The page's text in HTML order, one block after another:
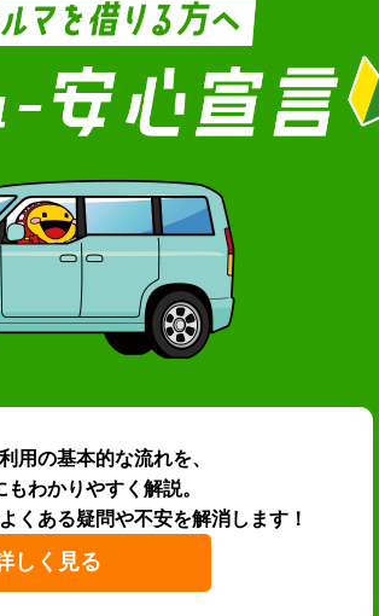
用の基本的な流れを、
わかりやすく解説。
くある疑問や不安を解消します！
しく見る